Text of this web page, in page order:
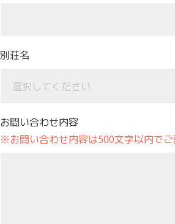
別荘名
お問い合わせ内容
※お問い合わせ内容は500文字以内でご